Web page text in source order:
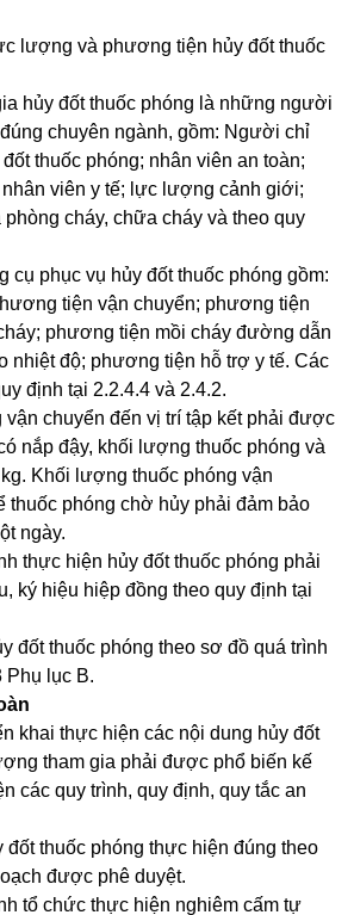
lượng và phương tiện hủy đốt thuốc
hủy đốt thuốc phóng là những người
chuyên ngành, gồm: Người chỉ
thuốc phóng; nhân viên an toàn;
nhân viên y tế; lực lượng cảnh giới;
cháy, chữa cháy và theo quy
cụ phục vụ hủy đốt thuốc phóng gồm:
tiện vận chuyển; phương tiện
phương tiện mồi cháy đường dẫn
nhiệt độ; phương tiện hỗ trợ y tế. Các
định tại 2.2.4.4 và 2.4.2.
vận chuyển đến vị trí tập kết phải được
nắp đậy, khối lượng thuốc phóng và
Khối lượng thuốc phóng vận
thuốc phóng chờ hủy phải đảm bảo
ngày.
thực hiện hủy đốt thuốc phóng phải
ký hiệu hiệp đồng theo quy định tại
đốt thuốc phóng theo sơ đồ quá trình
Phụ lục B.
khai thực hiện các nội dung hủy đốt
tham gia phải được phổ biến kế
các quy trình, quy định, quy tắc an
đốt thuốc phóng thực hiện đúng theo
được phê duyệt.
tổ chức thực hiện nghiêm cấm tự